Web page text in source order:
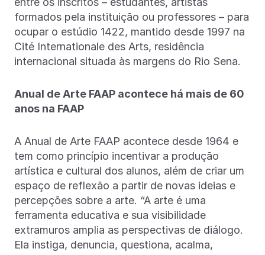
formados pela instituição ou professores – para
ocupar o estúdio 1422, mantido desde 1997 na
Cité Internationale des Arts, residência
internacional situada às margens do Rio Sena.
Anual de Arte FAAP acontece há mais de 60
anos na FAAP
A Anual de Arte FAAP acontece desde 1964 e
tem como princípio incentivar a produção
artística e cultural dos alunos, além de criar um
espaço de reflexão a partir de novas ideias e
percepções sobre a arte. “A arte é uma
ferramenta educativa e sua visibilidade
extramuros amplia as perspectivas de diálogo.
Ela instiga, denuncia, questiona, acalma,